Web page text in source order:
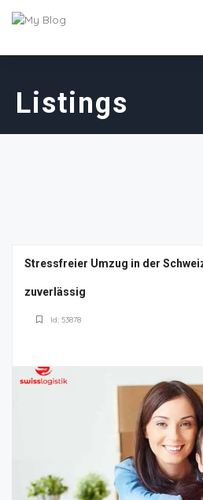
Listings
Stressfreier Umzug in der
zuverlässig
Id: 53878